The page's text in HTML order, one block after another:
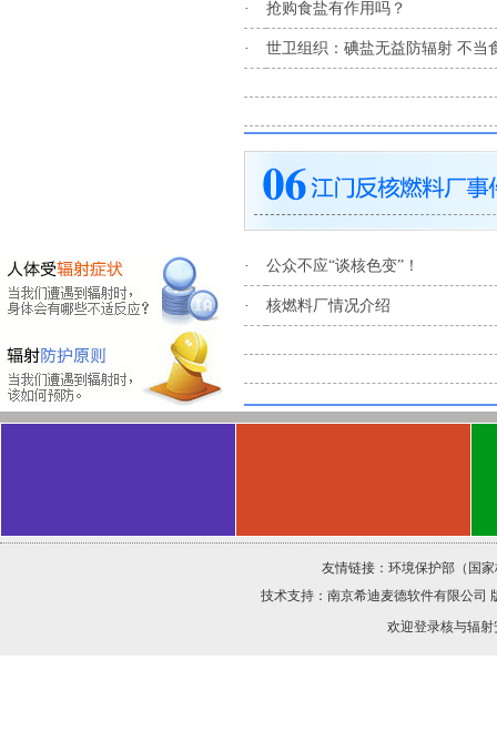
· 抢购食盐有作用吗？
· 世卫组织：碘盐无益防辐射 不当
· 公众不应“谈核色变”！
· 核燃料厂情况介绍
友情链接： 环境保护部（国
技术支持：南京希迪麦德软件有限公司
欢迎登录核与辐